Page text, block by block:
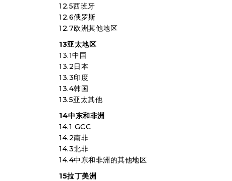
12.5西班牙
12.6俄罗斯
12.7欧洲其他地区
13亚太地区
13.1中国
13.2日本
13.3印度
13.4韩国
13.5亚太其他
14中东和非洲
14.1 GCC
14.2南非
14.3北非
14.4中东和非洲的其他地区
15拉丁美洲